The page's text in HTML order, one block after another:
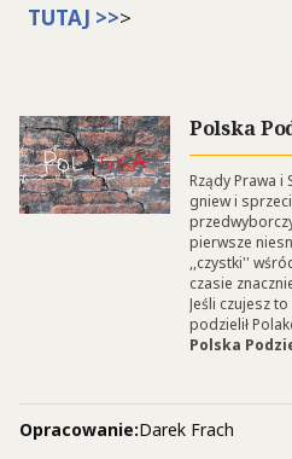
TUTAJ >>>
Polska
Rządy Prawa i
gniew i
pierwsze
,,czystki''
czasie
Jeśli czujesz
podzielił
Polska
Opracowanie:Darek Frach